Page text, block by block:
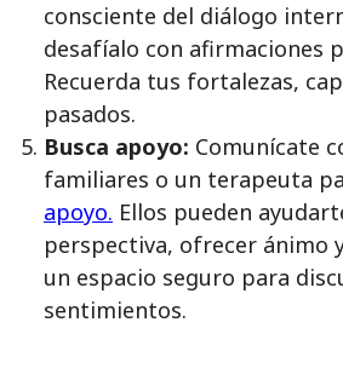
consciente del diálogo
desafíalo con afirmaciones
Recuerda tus fortalezas,
pasados.
Busca apoyo: Comunícate
familiares o un terapeuta
apoyo. Ellos pueden
perspectiva, ofrecer ánimo
un espacio seguro para
sentimientos.